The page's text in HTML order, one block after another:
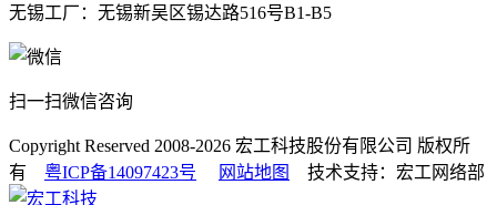
无锡工厂：无锡新吴区锡达路516号B1-B5
扫一扫微信咨询
Copyright Reserved 2008-2026 宏工科技股份有限公司 版权所
有 粤ICP备14097423号 网站地图 技术支持：宏工网络部